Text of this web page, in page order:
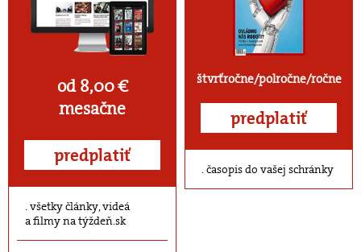
od 8,00 €
mesačne
predplatiť
všetky články, videá
a filmy na týždeň.sk
štvrťročne/polročne/ročne
predplatiť
časopis do vašej schránky